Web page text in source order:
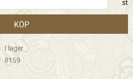
st
KÖP
I lager
8159